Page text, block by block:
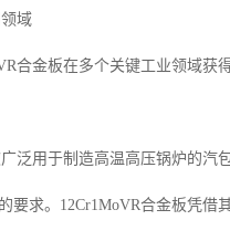
域
合金板在多个关键工业领域获
泛用于制造高温高压锅炉的
要求。12Cr1MoVR合金板凭